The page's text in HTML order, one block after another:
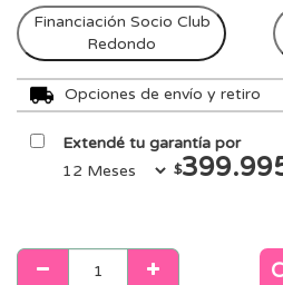
Financiación Socio Club
Redondo
Opciones de envío y retiro
Extendé tu garantía por
$